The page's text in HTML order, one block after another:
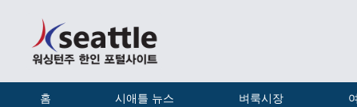
홈 시애틀 뉴스 벼룩시장